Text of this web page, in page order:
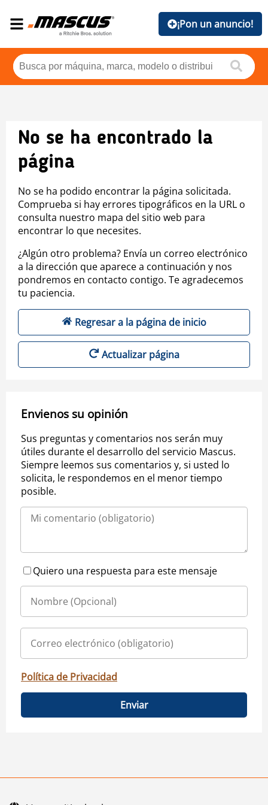
¡Pon un anuncio!
No se ha encontrado la
página
No se ha podido encontrar la página solicitada.
Comprueba si hay errores tipográficos en la URL o
consulta nuestro mapa del sitio web para
encontrar lo que necesites.
¿Algún otro problema? Envía un correo electrónico
a la dirección que aparece a continuación y nos
pondremos en contacto contigo. Te agradecemos
tu paciencia.
Regresar a la página de inicio
Actualizar página
Envienos su opinión
Sus preguntas y comentarios nos serán muy
útiles durante el desarrollo del servicio Mascus.
Siempre leemos sus comentarios y, si usted lo
solicita, le respondemos en el menor tiempo
posible.
Quiero una respuesta para este mensaje
Política de Privacidad
Enviar